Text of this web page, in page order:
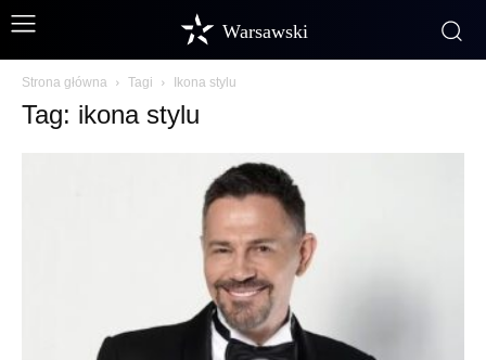
Warsawski
Strona główna Tagi Ikona stylu
Tag: ikona stylu